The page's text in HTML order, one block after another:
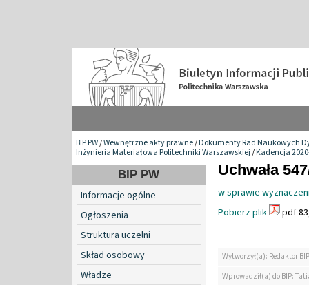
BIP PW/Wewnętrzne akty prawne/Dokumenty Rad Naukowych
Inżynieria Materiałowa Politechniki Warszawskiej/Kadencja
BIP PW
Informacje ogólne
Ogłoszenia
Struktura uczelni
Skład osobowy
Władze
Uchwała
w sprawie
Pobierz plik
pdf
Wytworzył(a): Redaktor BIP
Wprowadził(a) do BIP: